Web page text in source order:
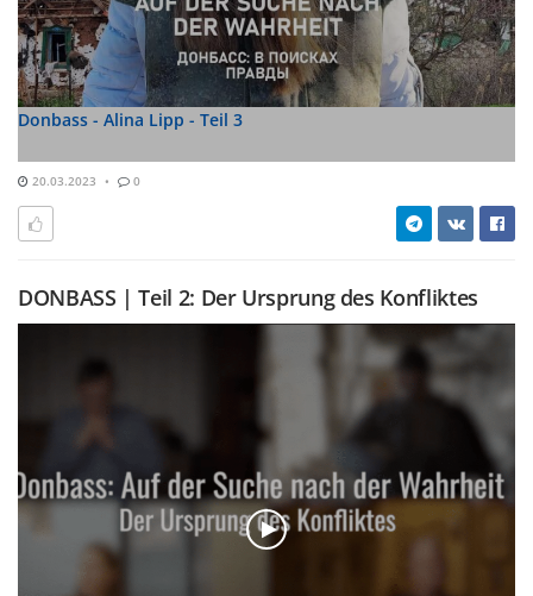
Donbass - Alina Lipp - Teil 3
20.03.2023 0
DONBASS | Teil 2: Der Ursprung des Konfliktes